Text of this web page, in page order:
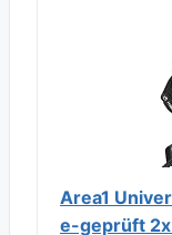
Area1
e-geprüft